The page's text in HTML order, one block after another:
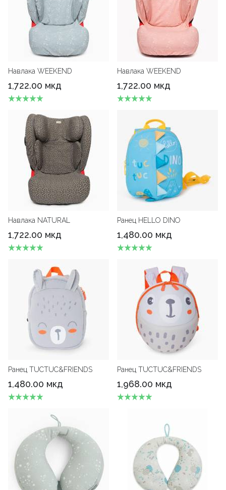
Навлака WEEKEND
1,722.00 мкд
Навлака WEEKEND
1,722.00 мкд
Навлака NATURAL
1,722.00 мкд
Ранец HELLO DINO
1,480.00 мкд
Ранец TUCTUC&FRIENDS
1,480.00 мкд
Ранец TUCTUC&FRIENDS
1,968.00 мкд